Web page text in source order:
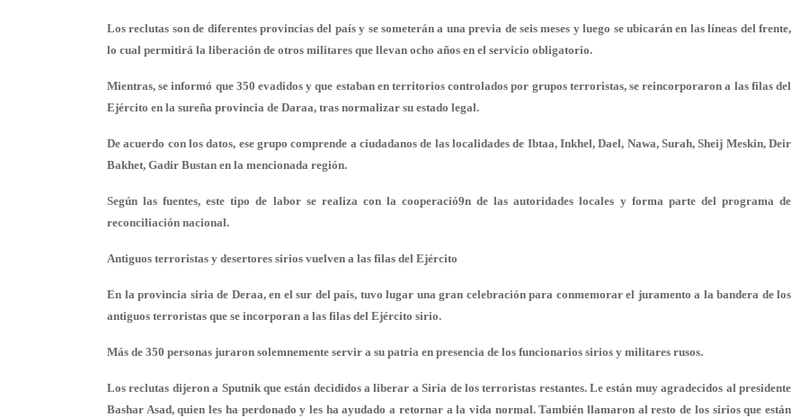
Los reclutas son de diferentes provincias del país y se someterán a una previa de seis meses y luego se ubicarán en las líneas del frente,
lo cual permitirá la liberación de otros militares que llevan ocho años en el servicio obligatorio.
Mientras, se informó que 350 evadidos y que estaban en territorios controlados por grupos terroristas, se reincorporaron a las filas del
Ejército en la sureña provincia de Daraa, tras normalizar su estado legal.
De acuerdo con los datos, ese grupo comprende a ciudadanos de las localidades de Ibtaa, Inkhel, Dael, Nawa, Surah, Sheij Meskin, Deir
Bakhet, Gadir Bustan en la mencionada región.
Según las fuentes, este tipo de labor se realiza con la cooperació9n de las autoridades locales y forma parte del programa de
reconciliación nacional.
Antiguos terroristas y desertores sirios vuelven a las filas del Ejército
En la provincia siria de Deraa, en el sur del país, tuvo lugar una gran celebración para conmemorar el juramento a la bandera de los
antiguos terroristas que se incorporan a las filas del Ejército sirio.
Más de 350 personas juraron solemnemente servir a su patria en presencia de los funcionarios sirios y militares rusos.
Los reclutas dijeron a Sputnik que están decididos a liberar a Siria de los terroristas restantes. Le están muy agradecidos al presidente
Bashar Asad, quien les ha perdonado y les ha ayudado a retornar a la vida normal. También llamaron al resto de los sirios que están